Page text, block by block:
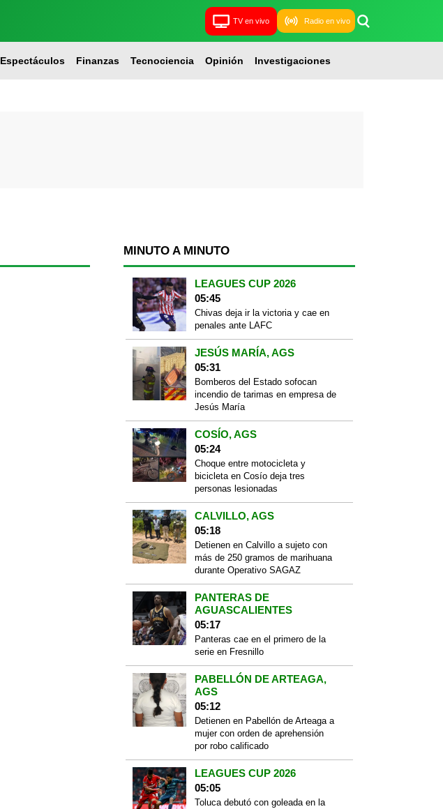
TV en vivo Radio en vivo
Espectáculos Finanzas Tecnociencia Opinión Investigaciones
MINUTO A MINUTO
LEAGUES CUP 2026
05:45
Chivas deja ir la victoria y cae en
penales ante LAFC
JESÚS MARÍA, AGS
05:31
Bomberos del Estado sofocan
incendio de tarimas en empresa de
Jesús María
COSÍO, AGS
05:24
Choque entre motocicleta y
bicicleta en Cosío deja tres
personas lesionadas
CALVILLO, AGS
05:18
Detienen en Calvillo a sujeto con
más de 250 gramos de marihuana
durante Operativo SAGAZ
PANTERAS DE
AGUASCALIENTES
05:17
Panteras cae en el primero de la
serie en Fresnillo
PABELLÓN DE ARTEAGA,
AGS
05:12
Detienen en Pabellón de Arteaga a
mujer con orden de aprehensión
por robo calificado
LEAGUES CUP 2026
05:05
Toluca debutó con goleada en la